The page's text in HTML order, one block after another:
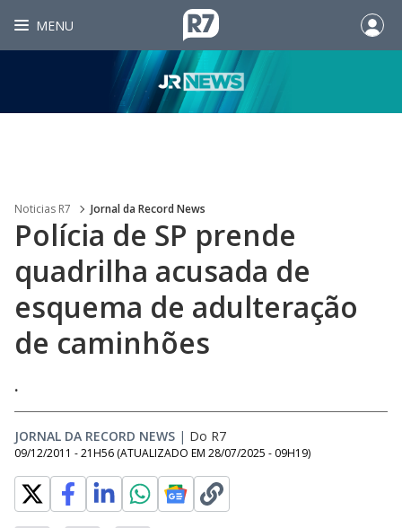
MENU
Noticias R7 Jornal da Record News
Polícia de SP prende
quadrilha acusada de
esquema de adulteração
de caminhões
.
JORNAL DA RECORD NEWS | Do R7
09/12/2011 - 21H56 (ATUALIZADO EM 28/07/2025 - 09H19)